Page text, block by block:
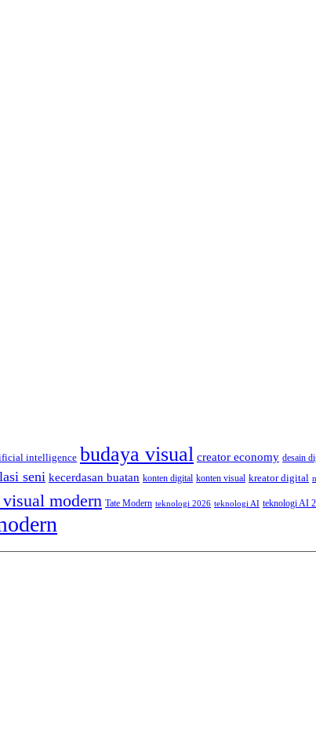
intelligence budaya visual creator economy desain
seni kecerdasan buatan konten digital konten visual kreator digital
visual modern Tate Modern teknologi 2026 teknologi AI teknologi AI